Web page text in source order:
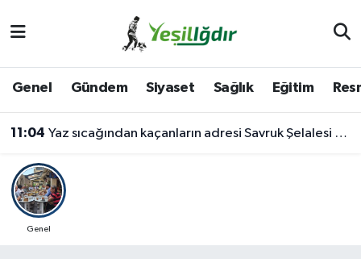
Genel Gündem Siyaset Sağlık Eğitim
11:04 Yaz sıcağından kaçanların adresi Savruk Şelalesi oldu
Genel
İğdir Namaz Vakitleri
Iğdır Trafik Yoğunluk Haritası
Süper Lig Puan Durumu ve Fikstür